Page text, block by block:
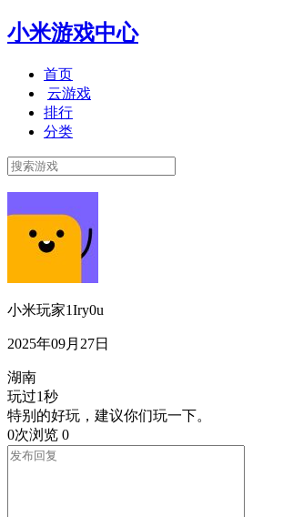
小米游戏中心
首页
云游戏
排行
分类
小米玩家1Iry0u
2025年09月27日
湖南
玩过1秒
特别的好玩，建议你们玩一下。
0次浏览 0